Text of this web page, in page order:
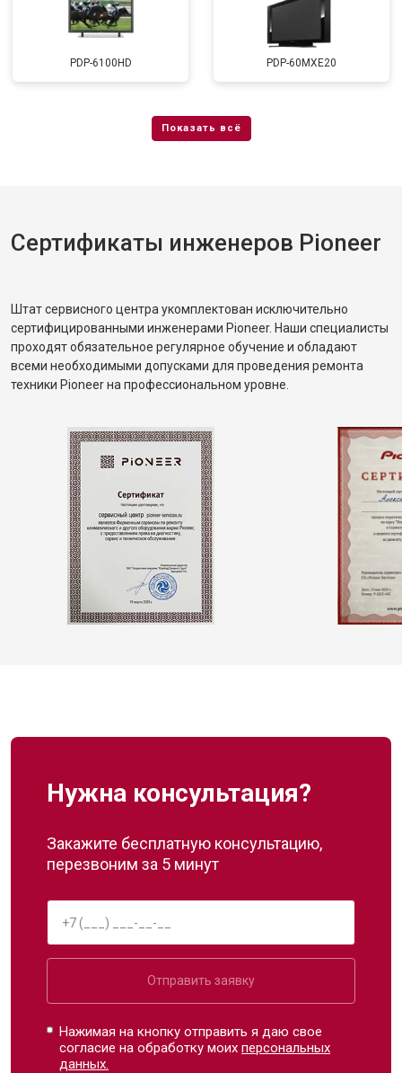
PDP-6100HD PDP-60MXE20
Сертификаты инженеров Pioneer
Штат сервисного центра укомплектован исключительно
сертифицированными инженерами Pioneer. Наши специалисты
проходят обязательное регулярное обучение и обладают
всеми необходимыми допусками для проведения ремонта
техники Pioneer на профессиональном уровне.
Нужна консультация?
Закажите бесплатную консультацию,
перезвоним за 5 минут
Отправить заявку
Нажимая на кнопку отправить я даю свое
согласие на обработку моихперсональных
данных.